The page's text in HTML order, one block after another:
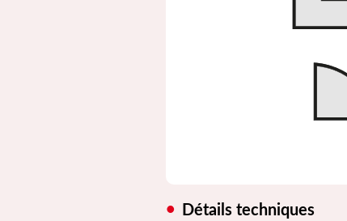
Détails techniques